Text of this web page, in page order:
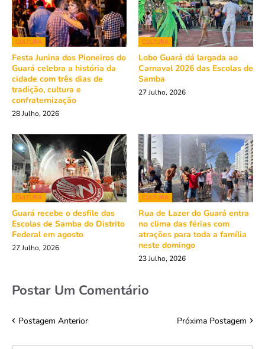
CULTURA
Festa Junina dos Pioneiros do
Guará celebra a história da
cidade com três dias de
tradição, cultura e
confraternização
28 Julho, 2026
CULTURA
Lobo Guará dá largada ao
Carnaval 2026 das Escolas de
Samba
27 Julho, 2026
CULTURA
Guará recebe o desfile das
Escolas de Samba do Distrito
Federal em agosto
27 Julho, 2026
CULTURA
Rua de Lazer do Guará entra
no clima das férias com
atrações para toda a família
neste domingo
23 Julho, 2026
Postar Um Comentário
Postagem Anterior Próxima Postagem